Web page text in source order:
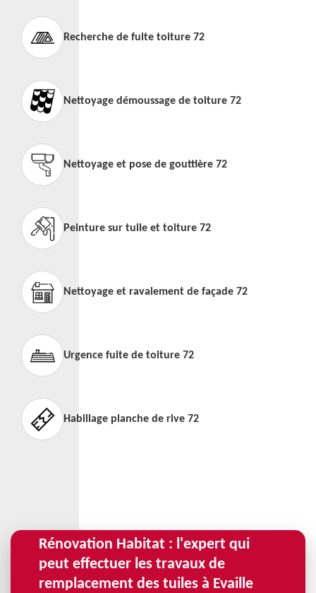
Recherche de fuite toiture 72
Nettoyage démoussage de toiture 72
Nettoyage et pose de gouttière 72
Peinture sur tuile et toiture 72
Nettoyage et ravalement de façade 72
Urgence fuite de toiture 72
Habillage planche de rive 72
Rénovation Habitat : l'expert qui
peut effectuer les travaux de
remplacement des tuiles à Evaille